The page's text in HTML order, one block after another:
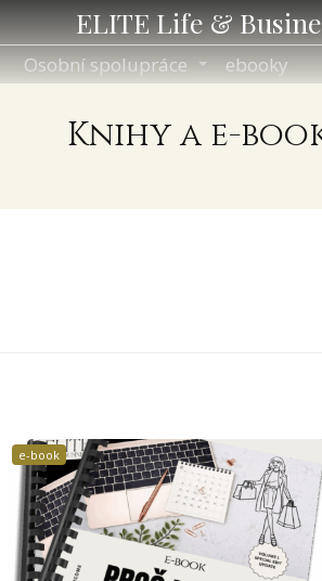
ELITE Life &
Osobní spolupráce ebooky
Knihy a e-
e-book